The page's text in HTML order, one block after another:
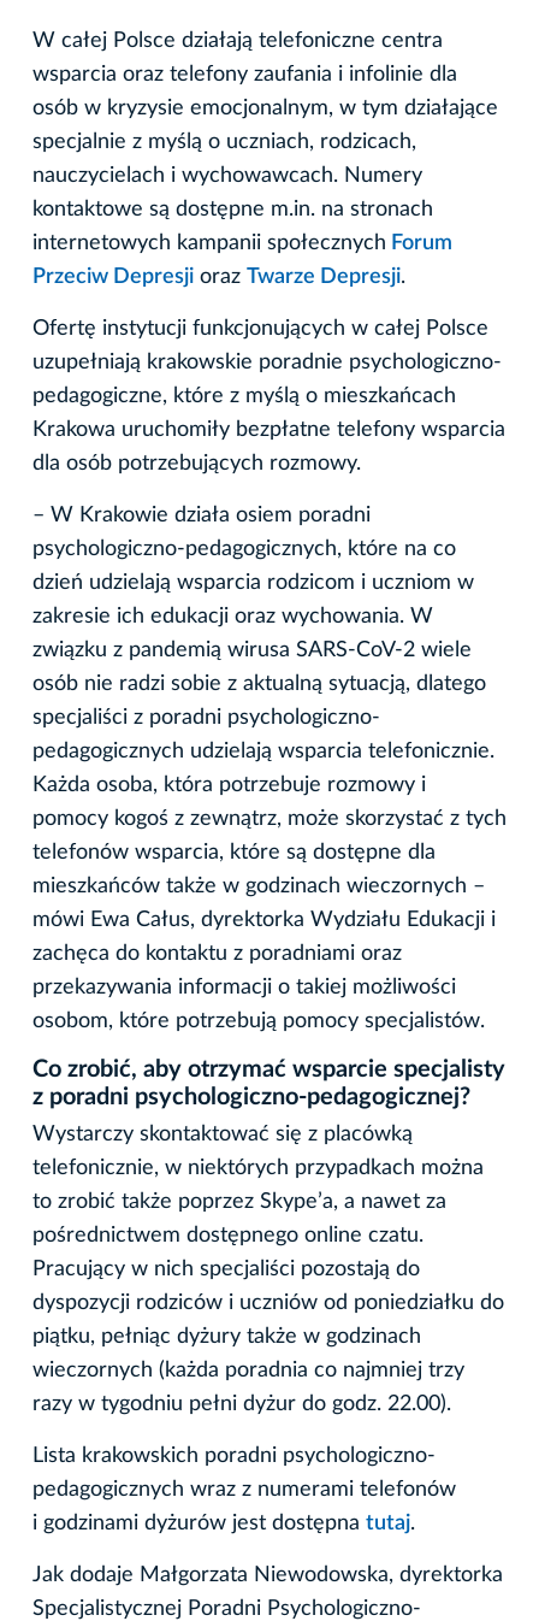
W całej Polsce działają telefoniczne centra
wsparcia oraz telefony zaufania i infolinie dla
osób w kryzysie emocjonalnym, w tym działające
specjalnie z myślą o uczniach, rodzicach,
nauczycielach i wychowawcach. Numery
kontaktowe są dostępne m.in. na stronach
internetowych kampanii społecznych Forum
Przeciw Depresji oraz Twarze Depresji.
Ofertę instytucji funkcjonujących w całej Polsce
uzupełniają krakowskie poradnie psychologiczno-
pedagogiczne, które z myślą o mieszkańcach
Krakowa uruchomiły bezpłatne telefony wsparcia
dla osób potrzebujących rozmowy.
– W Krakowie działa osiem poradni
psychologiczno-pedagogicznych, które na co
dzień udzielają wsparcia rodzicom i uczniom w
zakresie ich edukacji oraz wychowania. W
związku z pandemią wirusa SARS-CoV-2 wiele
osób nie radzi sobie z aktualną sytuacją, dlatego
specjaliści z poradni psychologiczno-
pedagogicznych udzielają wsparcia telefonicznie.
Każda osoba, która potrzebuje rozmowy i
pomocy kogoś z zewnątrz, może skorzystać z tych
telefonów wsparcia, które są dostępne dla
mieszkańców także w godzinach wieczornych –
mówi Ewa Całus, dyrektorka Wydziału Edukacji i
zachęca do kontaktu z poradniami oraz
przekazywania informacji o takiej możliwości
osobom, które potrzebują pomocy specjalistów.
Co zrobić, aby otrzymać wsparcie specjalisty
z poradni psychologiczno-pedagogicznej?
Wystarczy skontaktować się z placówką
telefonicznie, w niektórych przypadkach można
to zrobić także poprzez Skype’a, a nawet za
pośrednictwem dostępnego online czatu.
Pracujący w nich specjaliści pozostają do
dyspozycji rodziców i uczniów od poniedziałku do
piątku, pełniąc dyżury także w godzinach
wieczornych (każda poradnia co najmniej trzy
razy w tygodniu pełni dyżur do godz. 22.00).
Lista krakowskich poradni psychologiczno-
pedagogicznych wraz z numerami telefonów
i godzinami dyżurów jest dostępna tutaj.
Jak dodaje Małgorzata Niewodowska, dyrektorka
Specjalistycznej Poradni Psychologiczno-